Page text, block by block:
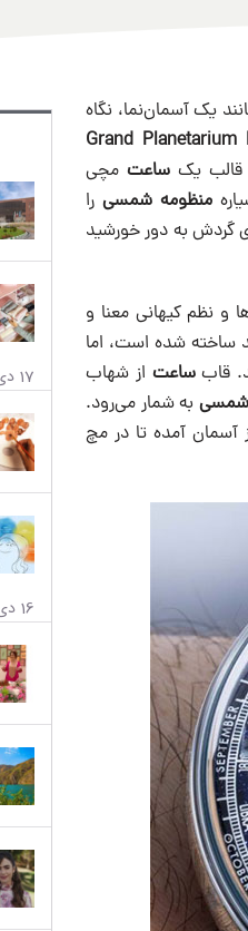
یک آسمان‌نما، نگاه
Grand Planetarium
قالب یک ساعتمچی
منظومه شمسیرا
نمایش می‌دهد. مشاهده حرکت نپتون که بیش از ۱۶۵ سال برای گردش به دور خورشید
نظم کیهانی معنا و
ساخته شده است، اما
قابساعت از شهاب‌
شمسی به شمار می‌رود.
آسمان آمده تا در مچ
17 دی,1404
16 دی,1404